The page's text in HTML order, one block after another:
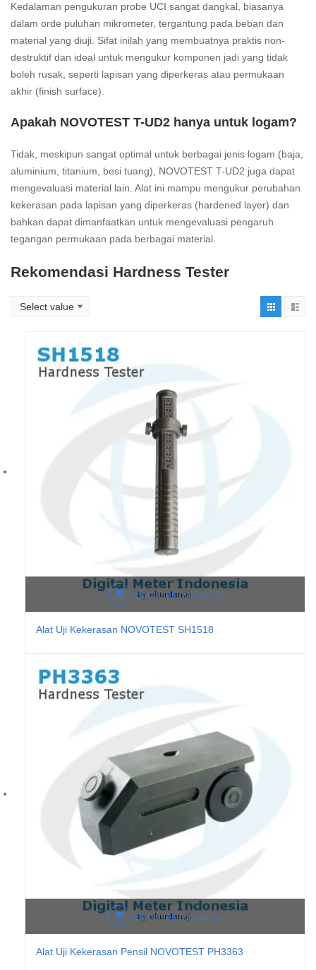
Kedalaman pengukuran probe UCI sangat dangkal, biasanya
dalam orde puluhan mikrometer, tergantung pada beban dan
material yang diuji. Sifat inilah yang membuatnya praktis non-
destruktif dan ideal untuk mengukur komponen jadi yang tidak
boleh rusak, seperti lapisan yang diperkeras atau permukaan
akhir (finish surface).
Apakah NOVOTEST T-UD2 hanya untuk logam?
Tidak, meskipun sangat optimal untuk berbagai jenis logam (baja,
aluminium, titanium, besi tuang), NOVOTEST T-UD2 juga dapat
mengevaluasi material lain. Alat ini mampu mengukur perubahan
kekerasan pada lapisan yang diperkeras (hardened layer) dan
bahkan dapat dimanfaatkan untuk mengevaluasi pengaruh
tegangan permukaan pada berbagai material.
Rekomendasi Hardness Tester
Baca selengkapnya
Alat Uji Kekerasan NOVOTEST SH1518
Baca selengkapnya
Alat Uji Kekerasan Pensil NOVOTEST PH3363